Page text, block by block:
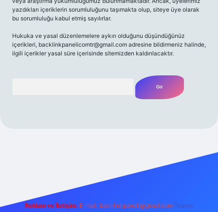
yazdıkları içeriklerin sorumluluğunu taşımakta olup, siteye üye olarak
bu sorumluluğu kabul etmiş sayılırlar.
Hukuka ve yasal düzenlemelere aykırı olduğunu düşündüğünüz
içerikleri, backlinkpanelicomtr@gmail.com adresine bildirmeniz halinde,
ilgili içerikler yasal süre içerisinde sitemizden kaldırılacaktır.
Reklam ve İletişim: E-mail: backlinkpaneli@gmail.com Teams: